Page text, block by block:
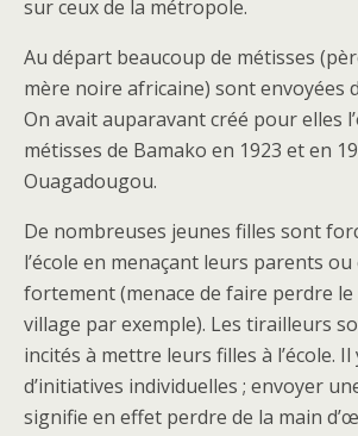
sur ceux de la métropole.
Au départ beaucoup de métisses
mère noire africaine) sont envoyées
On avait auparavant créé pour elles
métisses de Bamako en 1923 et en
Ouagadougou.
De nombreuses jeunes filles sont
l’école en menaçant leurs parents
fortement (menace de faire perdre
village par exemple). Les tirailleurs
incités à mettre leurs filles à l’école. Il
d’initiatives individuelles ; envoyer
signifie en effet perdre de la main